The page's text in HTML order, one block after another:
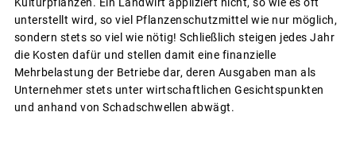
Kulturpflanzen. Ein Landwirt appliziert nicht, so wie es oft
unterstellt wird, so viel Pflanzenschutzmittel wie nur möglich,
sondern stets so viel wie nötig! Schließlich steigen jedes Jahr
die Kosten dafür und stellen damit eine finanzielle
Mehrbelastung der Betriebe dar, deren Ausgaben man als
Unternehmer stets unter wirtschaftlichen Gesichtspunkten
und anhand von Schadschwellen abwägt.